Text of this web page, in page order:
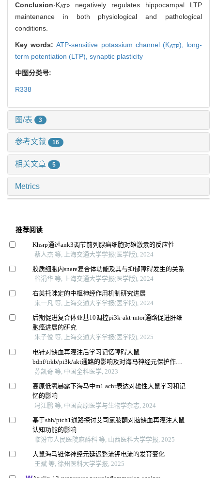
Conclusion·KATP
negatively regulates hippocampal LTP
maintenance in both physiological and pathological
conditions.
Key words:ATP-sensitive potassium channel (KATP), long-
term potentiation (LTP), synaptic plasticity
中图分类号:
R338
图/表 3
参考文献 16
相关文章 5
Metrics
推荐阅读
Khsrp通过ank3调节前列腺癌细胞对雄激素的反应性
蔡人杰 等, 上海交通大学学报(医学版), 2024
胶质细胞内snare复合体功能及其与抑郁障碍发生的关系
谷涓华 等, 上海交通大学学报(医学版), 2024
右美托咪定的中枢神经作用机制研究进展
宋一凡 等, 上海交通大学学报(医学版), 2024
后期促进复合体亚基10调控pi3k-akt-mtor通路促进肝细
胞癌进展的研究
朱子俊 等, 上海交通大学学报(医学版), 2025
电针对缺血再灌注后学习记忆障碍大鼠
bdnf/trkb/pi3k/akt通路的影响及对海马神经元保护作用
研究
苏凯奇 等, 中国全科医学, 2023
高原低氧暴露下海马中m1 achr表达对雄性大鼠学习和记
忆的影响
冯江鹏 等, 中国高原医学与生物学杂志, 2024
基于shh/ptch1通路探讨艾司氯胺酮对脑缺血再灌注大鼠
认知功能的影响
临汾市人民医院麻醉科 等, 山西医科大学学报, 2025
大鼠海马锥体神经元延迟整流钾电流的发育变化
王斌 等, 徐州医科大学学报, 2025